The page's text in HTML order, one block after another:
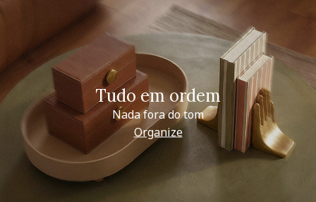
Tudo em ordem
Nada fora do tom
Organize